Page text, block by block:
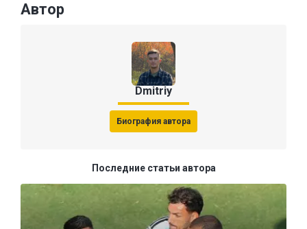
Автор
Dmitriy
Биография автора
Последние статьи автора